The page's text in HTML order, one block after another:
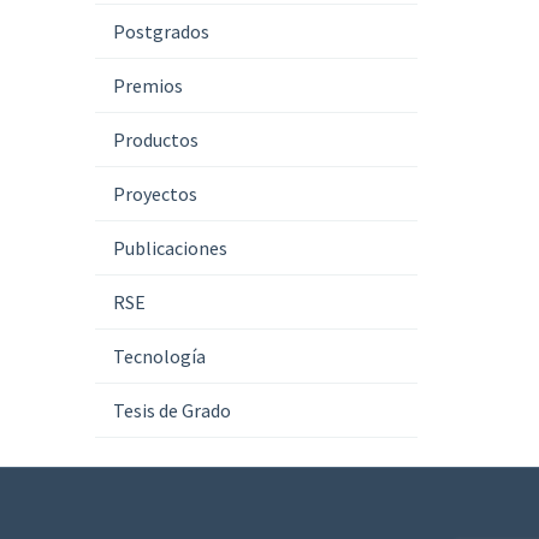
Postgrados
Premios
Productos
Proyectos
Publicaciones
RSE
Tecnología
Tesis de Grado